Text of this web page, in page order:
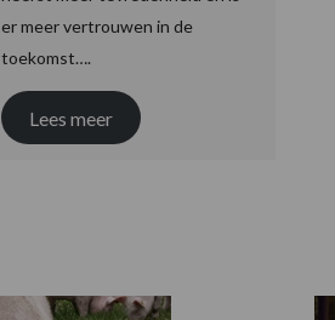
er meer vertrouwen in de
toekomst….
Lees meer